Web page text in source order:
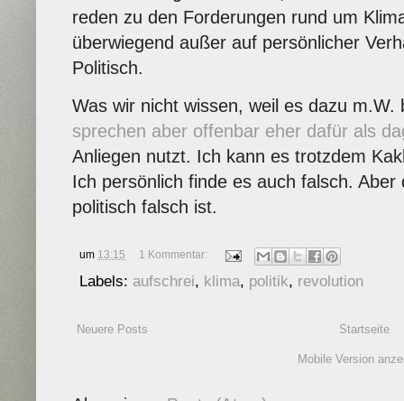
reden zu den Forderungen rund um
überwiegend außer auf persönlicher
Politisch.
Was wir nicht wissen, weil es dazu m.W.
sprechen aber offenbar eher dafür als
Anliegen nutzt. Ich kann es trotzdem
Ich persönlich finde es auch falsch.
politisch falsch ist.
um 13:15 1 Kommentar:
Labels: aufschrei, klima, politik, revolution
Neuere Posts Startseite
Mobile Version